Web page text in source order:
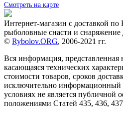
Смотреть на карте
Интернет-магазин с доставкой по
рыболовные снасти и снаряжение
© Rybolov.ORG, 2006-2021 гг.
Вся информация, представленная
касающаяся технических
стоимости товаров, сроков
исключительно информационный
условиях не является публичной
положениями Статей 435, 436,